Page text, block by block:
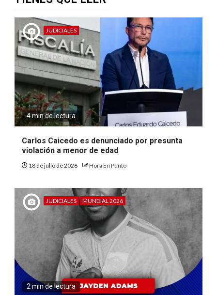
JUDICIALES
4 min de lectura
Carlos Caicedo es denunciado por presunta
violación a menor de edad
18 de julio de 2026 Hora En Punto
JUDICIALES MUNDIAL 2026
2 min de lectura